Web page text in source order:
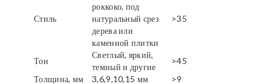
Стиль
роккоко, под
натуральный срез
дерева или
каменной плитки
>35
Тон
Светлый, яркий,
темный и другие
>45
Толщина, мм
3,6,9,10,15 мм >9